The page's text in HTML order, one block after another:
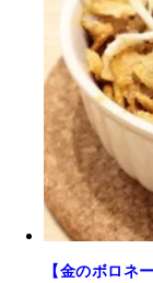
【金のボロネ